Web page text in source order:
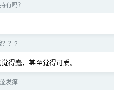
有吗？
？？?
得蠢，甚至觉得可爱。
发痒